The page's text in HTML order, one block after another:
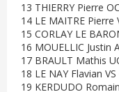
13 THIERRY Pierre
14 LE MAITRE Pierre
15 CORLAY LE
16 MOUELLIC Justin
17 BRAULT Mathis
18 LE NAY Flavian
19 KERDUDO